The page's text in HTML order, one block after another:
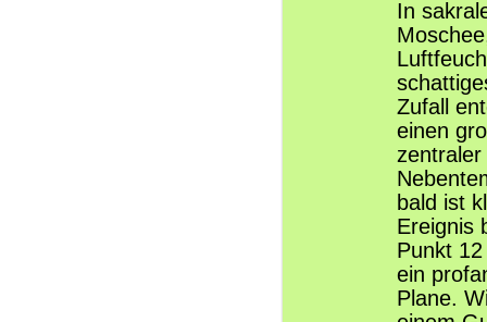
In
Zufall
einen
bald ist
Ereignis
Punkt
ein
Plane.